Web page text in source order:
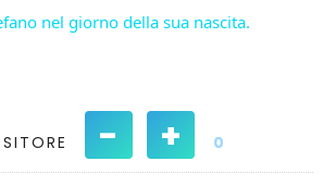
nel giorno della sua nascita.
- + 0